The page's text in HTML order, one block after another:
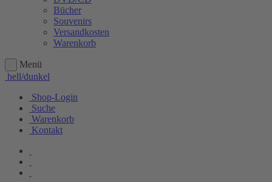
Bücher
Souvenirs
Versandkosten
Warenkorb
Menü
hell/dunkel
Shop-Login
Suche
Warenkorb
Kontakt